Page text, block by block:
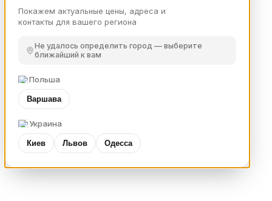
Покажем актуальные цены, адреса и
контакты для вашего региона
Не удалось определить город — выберите
ближайший к вам
Польша
Варшава
Украина
Киев Львов Одесса